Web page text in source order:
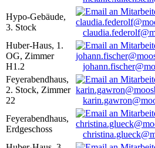
Hypo-Gebäude,
3. Stock
Huber-Haus, 1.
OG, Zimmer
H1.2
Feyerabendhaus,
2. Stock, Zimmer
22
Feyerabendhaus,
Erdgeschoss